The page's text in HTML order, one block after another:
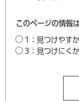
このページの情報
1：見つけやす
3：見つけにく